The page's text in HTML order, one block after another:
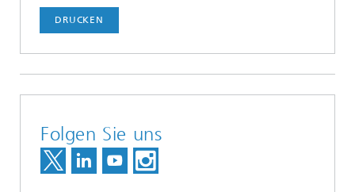
DRUCKEN
Folgen Sie uns